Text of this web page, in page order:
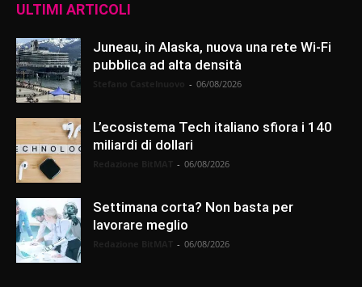
ULTIMI ARTICOLI
Juneau, in Alaska, nuova una rete Wi-Fi
pubblica ad alta densità
- 06/08/2026
L’ecosistema Tech italiano sfiora i 140
miliardi di dollari
- 06/08/2026
Settimana corta? Non basta per
lavorare meglio
- 06/08/2026